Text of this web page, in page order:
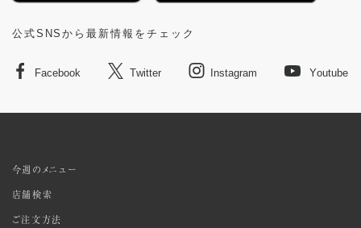
公式SNSから最新情報をチェック
Facebook Twitter Instagram Youtube
今週のメニュー
店舗検索
ご注文方法